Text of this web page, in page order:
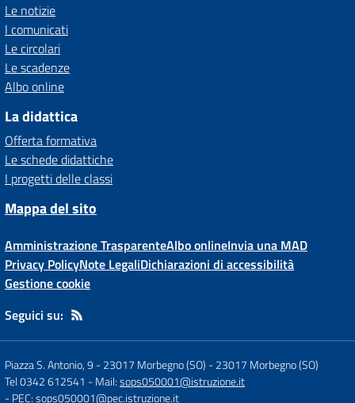
Le notizie
I comunicati
Le circolari
Le scadenze
Albo online
La didattica
Offerta formativa
Le schede didattiche
I progetti delle classi
Mappa del sito
Amministrazione TrasparenteAlbo onlineInvia una MAD
Privacy PolicyNote LegaliDichiarazioni di accessibilità
Gestione cookie
Seguici su:
Piazza S. Antonio, 9 - 23017 Morbegno (SO) -23017 Morbegno (SO)
Tel 0342 612541 - Mail:sops050001@istruzione.it
- PEC:sops050001@pec.istruzione.it